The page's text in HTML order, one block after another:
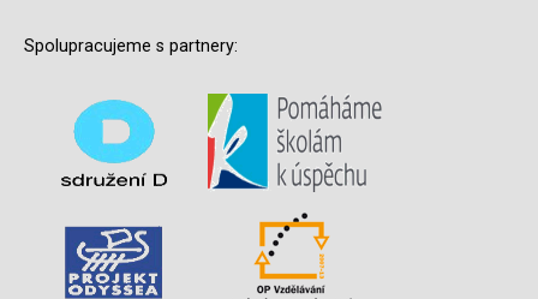
Spolupracujeme s partnery: